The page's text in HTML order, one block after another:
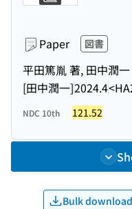
Paper 図書
平田篤胤 著, 田中潤
[田中潤一]2024.4
NDC 10th 121.52
Bulk